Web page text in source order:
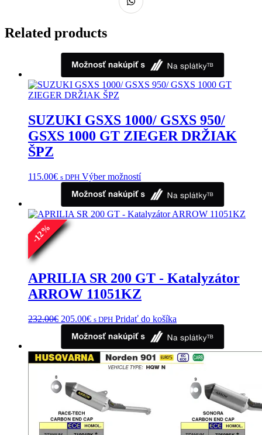
Related products
SUZUKI GSXS 1000/ GSXS 950/
GSXS 1000 GT ZIEGER DRŽIAK
ŠPZ
115.00€ s DPH Výber možnostíTento
produkt
má
viacero
variantov.
stránke
-
12
%
APRILIA SR 200 GT - Katalyzátor
ARROW 11051KZ
232.00€ Pôvodná
cena
bola:
232.00€.
205.00€Aktuálna
je:
205.00€.
s DPH Pridať do košíka